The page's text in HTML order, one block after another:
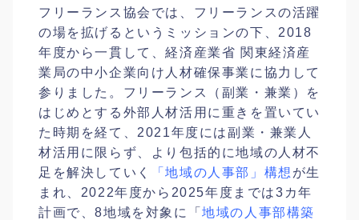
フリーランス協会では、フリーランスの活躍
の場を拡げるというミッションの下、2018
年度から一貫して、経済産業省 関東経済産
業局の中小企業向け人材確保事業に協力して
参りました。フリーランス（副業・兼業）を
はじめとする外部人材活用に重きを置いてい
た時期を経て、2021年度には副業・兼業人
材活用に限らず、より包括的に地域の人材不
足を解決していく
「地域の人事部」構想 が生
まれ、2022年度から2025年度までは3カ年
計画で、8地域を対象に「地域の人事部構築